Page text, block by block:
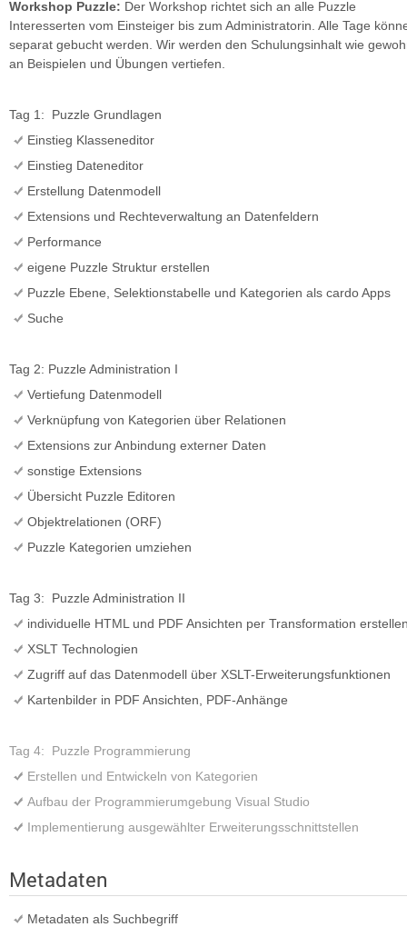
Workshop Puzzle: Der Workshop richtet sich an alle Puzzle
Interesserten vom Einsteiger bis zum Administratorin. Alle Tage
separat gebucht werden. Wir werden den Schulungsinhalt wie
an Beispielen und Übungen vertiefen.
Tag 1: Puzzle Grundlagen
Einstieg Klasseneditor
Einstieg Dateneditor
Erstellung Datenmodell
Extensions und Rechteverwaltung an Datenfeldern
Performance
eigene Puzzle Struktur erstellen
Puzzle Ebene, Selektionstabelle und Kategorien als cardo Apps
Suche
Tag 2: Puzzle Administration I
Vertiefung Datenmodell
Verknüpfung von Kategorien über Relationen
Extensions zur Anbindung externer Daten
sonstige Extensions
Übersicht Puzzle Editoren
Objektrelationen (ORF)
Puzzle Kategorien umziehen
Tag 3: Puzzle Administration II
individuelle HTML und PDF Ansichten per Transformation
XSLT Technologien
Zugriff auf das Datenmodell über XSLT-Erweiterungsfunktionen
Kartenbilder in PDF Ansichten, PDF-Anhänge
Tag 4: Puzzle Programmierung
Erstellen und Entwickeln von Kategorien
Aufbau der Programmierumgebung Visual Studio
Implementierung ausgewählter Erweiterungsschnittstellen
Metadaten
Metadaten als Suchbegriff